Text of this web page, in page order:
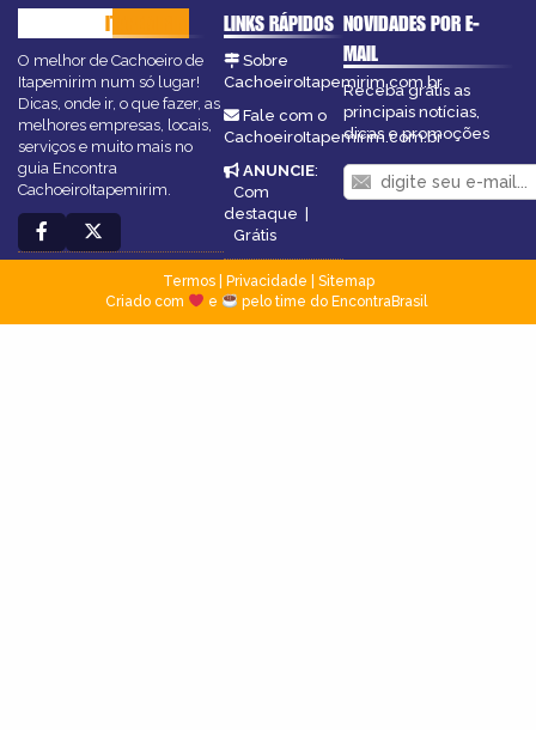
ITAPEMIRIM
O melhor de Cachoeiro de
Itapemirim num só lugar!
Dicas, onde ir, o que fazer, as
melhores empresas, locais,
serviços e muito mais no
guia Encontra
CachoeiroItapemirim.
LINKS RÁPIDOS
Sobre
CachoeiroItapemirim.com.br
Fale com o
CachoeiroItapemirim.com.br
ANUNCIE:
Com
destaque |
Grátis
NOVIDADES POR E-
MAIL
Receba grátis as
principais notícias,
dicas e promoções
Termos| Privacidade
Sitemap
Criado com
e pelo time do EncontraBrasil